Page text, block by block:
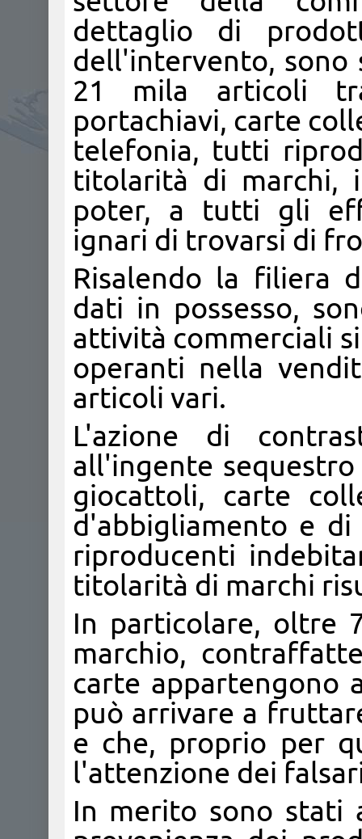
dettaglio di
dell'intervento,
21 mila articoli
portachiavi, carte
telefonia, tutti
titolarità di marchi,
poter, a tutti gli
ignari di trovarsi di
Risalendo la filiera
dati in possesso,
attività commerciali
operanti nella
articoli vari.
L'azione di
all'ingente
giocattoli, carte
d'abbigliamento e
riproducenti
titolarità di marchi
In particolare, oltre
marchio,
carte appartengono
può arrivare a
e che, proprio per
l'attenzione dei
In merito sono stati